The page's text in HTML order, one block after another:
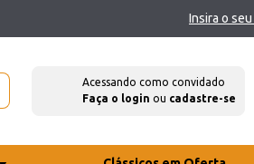
Insira o
Acessando como convidado
Faça o login ou cadastre-se